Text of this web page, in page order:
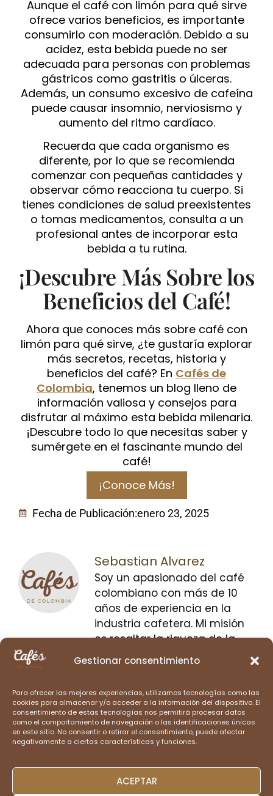
Gestionar consentimiento
Para ofrecer las mejores experiencias, utilizamos tecnologías como las
cookies para almacenar y/o acceder a la información del dispositivo. El
consentimiento de estas tecnologías nos permitirá procesar datos
como el comportamiento de navegación o las identificaciones únicas
en este sitio. No consentir o retirar el consentimiento, puede afectar
negativamente a ciertas características y funciones.
ACEPTAR
Aunque el café con limón para qué sirve
ofrece varios beneficios, es importante
consumirlo con moderación. Debido a su
acidez, esta bebida puede no ser
adecuada para personas con problemas
gástricos como gastritis o úlceras.
Además, un consumo excesivo de cafeína
puede causar insomnio, nerviosismo y
aumento del ritmo cardíaco.
Recuerda que cada organismo es
diferente, por lo que se recomienda
comenzar con pequeñas cantidades y
observar cómo reacciona tu cuerpo. Si
tienes condiciones de salud preexistentes
o tomas medicamentos, consulta a un
profesional antes de incorporar esta
bebida a tu rutina.
¡Descubre Más Sobre los
Beneficios del Café!
Ahora que conoces más sobre café con
limón para qué sirve, ¿te gustaría explorar
más secretos, recetas, historia y
beneficios del café? En Cafés de
Colombia, tenemos un blog lleno de
información valiosa y consejos para
disfrutar al máximo esta bebida milenaria.
¡Descubre todo lo que necesitas saber y
sumérgete en el fascinante mundo del
café!
¡Conoce Más!
Fecha de Publicación:enero 23, 2025
Sebastian Alvarez
Soy un apasionado del café
colombiano con más de 10
años de experiencia en la
industria cafetera. Mi misión
es resaltar la riqueza de la
cultura cafetera de
prácticas sostenibles que
beneficien a las
comunidades cafetaleras.
CATEGORÍAS PRINCIPALES